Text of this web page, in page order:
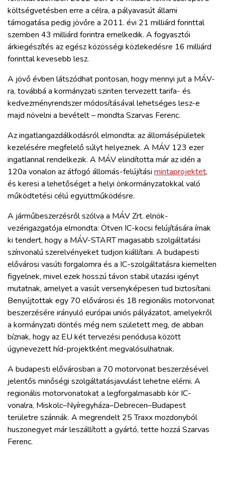
költségvetésben erre a célra, a pályavasút állami
támogatása pedig jövőre a 2011. évi 21 milliárd forinttal
szemben 43 milliárd forintra emelkedik. A fogyasztói
árkiegészítés az egész közösségi közlekedésre 16 milliárd
forinttal kevesebb lesz.
A jövő évben látszódhat pontosan, hogy mennyi jut a MÁV-
ra, továbbá a kormányzati szinten tervezett tarifa- és
kedvezményrendszer módosításával lehetséges lesz-e
majd növelni a bevételt – mondta Szarvas Ferenc.
Az ingatlangazdálkodásról elmondta: az állomásépületek
kezelésére megfelelő súlyt helyeznek. A MÁV 123 ezer
ingatlannal rendelkezik. A MÁV elindította már az idén a
120a vonalon az átfogó állomás-felújítási mintaprojektet,
és keresi a lehetőséget a helyi önkormányzatokkal való
működtetési célú együttműködésre.
A járműbeszerzésről szólva a MÁV Zrt. elnök-
vezérigazgatója elmondta: Ötven IC-kocsi felújítására írnak
ki tendert, hogy a MÁV-START magasabb szolgáltatási
színvonalú szerelvényeket tudjon kiállítani. A budapesti
elővárosi vasúti forgalomra és a IC-szolgáltatásra kiemelten
figyelnek, mivel ezek hosszú távon stabil utazási igényt
mutatnak, amelyet a vasút versenyképesen tud biztosítani.
Benyújtottak egy 70 elővárosi és 18 regionális motorvonat
beszerzésére irányuló európai uniós pályázatot, amelyekről
a kormányzati döntés még nem született meg, de abban
bíznak, hogy az EU két tervezési periódusa között
úgynevezett híd-projektként megvalósulhatnak.
A budapesti elővárosban a 70 motorvonat beszerzésével
jelentős minőségi szolgáltatásjavulást lehetne elérni. A
regionális motorvonatokat a legforgalmasabb kör IC-
vonalra, Miskolc–Nyíregyháza–Debrecen–Budapest
területre szánnák. A megrendelt 25 Traxx mozdonyból
huszonegyet már leszállított a gyártó, tette hozzá Szarvas
Ferenc.